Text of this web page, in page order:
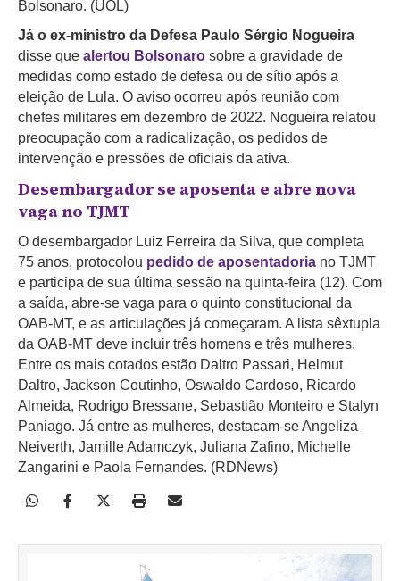
Bolsonaro. (UOL)
Já o ex-ministro da Defesa Paulo Sérgio Nogueira
disse que alertou Bolsonaro sobre a gravidade de
medidas como estado de defesa ou de sítio após a
eleição de Lula. O aviso ocorreu após reunião com
chefes militares em dezembro de 2022. Nogueira relatou
preocupação com a radicalização, os pedidos de
intervenção e pressões de oficiais da ativa.
Desembargador se aposenta e abre nova
vaga no TJMT
O desembargador Luiz Ferreira da Silva, que completa
75 anos, protocolou pedido de aposentadoria no TJMT
e participa de sua última sessão na quinta-feira (12). Com
a saída, abre-se vaga para o quinto constitucional da
OAB-MT, e as articulações já começaram. A lista sêxtupla
da OAB-MT deve incluir três homens e três mulheres.
Entre os mais cotados estão Daltro Passari, Helmut
Daltro, Jackson Coutinho, Oswaldo Cardoso, Ricardo
Almeida, Rodrigo Bressane, Sebastião Monteiro e Stalyn
Paniago. Já entre as mulheres, destacam-se Angeliza
Neiverth, Jamille Adamczyk, Juliana Zafino, Michelle
Zangarini e Paola Fernandes. (RDNews)